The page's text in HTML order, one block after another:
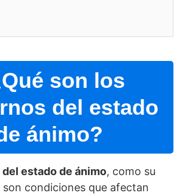
son los
del estado
ánimo?
estado de ánimo, como su
condiciones que afectan